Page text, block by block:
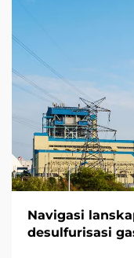
Navigasi
desulfurisasi